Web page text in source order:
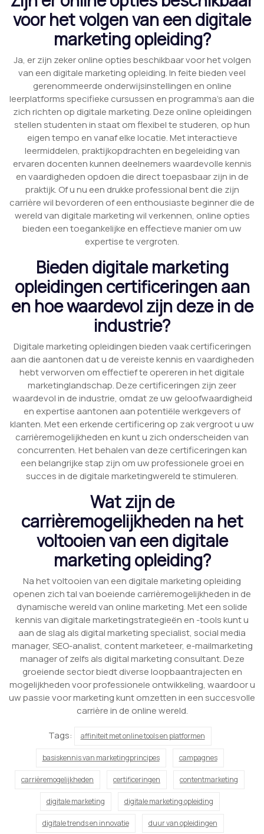
voor het volgen van een digitale
marketing opleiding?
Ja, er zijn zeker online opties beschikbaar voor het volgen
van een digitale marketing opleiding. In feite bieden veel
gerenommeerde onderwijsinstellingen en online
leerplatforms specifieke cursussen en programma’s aan die
zich richten op digitale marketing. Deze online opleidingen
stellen studenten in staat om flexibel te studeren, op hun
eigen tempo en vanaf elke locatie. Met interactieve
leermiddelen, praktijkopdrachten en begeleiding van
ervaren docenten kunnen deelnemers waardevolle kennis
en vaardigheden opdoen die direct toepasbaar zijn in de
praktijk. Of u nu een drukke professional bent die zijn
carrière wil bevorderen of een enthousiaste beginner die de
wereld van digitale marketing wil verkennen, online opties
bieden een toegankelijke en effectieve manier om uw
expertise te vergroten.
Bieden digitale marketing
opleidingen certificeringen aan
en hoe waardevol zijn deze in de
industrie?
Digitale marketing opleidingen bieden vaak certificeringen
aan die aantonen dat u de vereiste kennis en vaardigheden
hebt verworven om effectief te opereren in het digitale
marketinglandschap. Deze certificeringen zijn zeer
waardevol in de industrie, omdat ze uw geloofwaardigheid
en expertise aantonen aan potentiële werkgevers of
klanten. Met een erkende certificering op zak vergroot u uw
carrièremogelijkheden en kunt u zich onderscheiden van
concurrenten. Het behalen van deze certificeringen kan
een belangrijke stap zijn om uw professionele groei en
succes in de digitale marketingwereld te stimuleren.
Wat zijn de
carrièremogelijkheden na het
voltooien van een digitale
marketing opleiding?
Na het voltooien van een digitale marketing opleiding
openen zich tal van boeiende carrièremogelijkheden in de
dynamische wereld van online marketing. Met een solide
kennis van digitale marketingstrategieën en -tools kunt u
aan de slag als digital marketing specialist, social media
manager, SEO-analist, content marketeer, e-mailmarketing
manager of zelfs als digital marketing consultant. Deze
groeiende sector biedt diverse loopbaantrajecten en
mogelijkheden voor professionele ontwikkeling, waardoor u
uw passie voor marketing kunt omzetten in een succesvolle
carrière in de online wereld.
Tags:
affiniteit met online tools en platformen
basiskennis van marketingprincipes campagnes
carrièremogelijkheden certificeringen contentmarketing
digitale marketing digitale marketing opleiding
digitale trends en innovatie duur van opleidingen